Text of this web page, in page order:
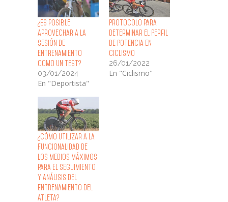
¿Es posible
aprovechar a la
sesión de
entrenamiento
como un Test?
03/01/2024
En "Deportista"
Protocolo para
Determinar el Perfil
de Potencia en
Ciclismo
26/01/2022
En "Ciclismo"
¿Cómo Utilizar a la
Funcionalidad de
los Medios Máximos
para el Seguimiento
y Análisis del
Entrenamiento del
Atleta?